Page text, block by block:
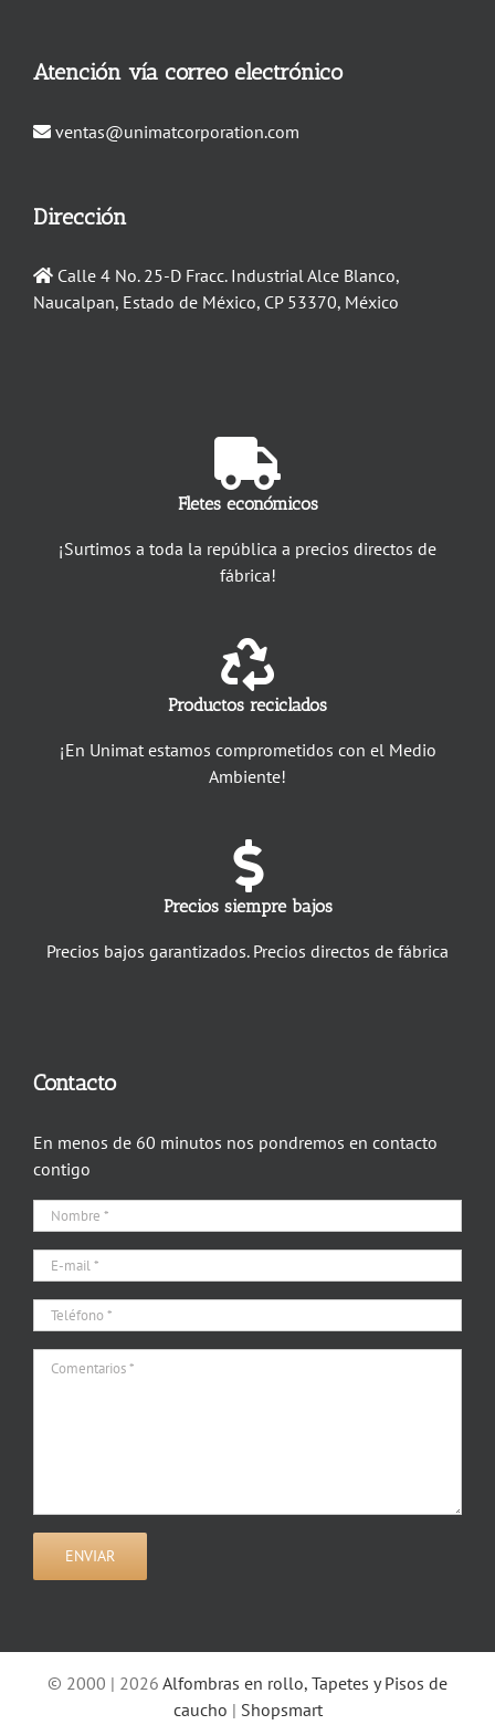
Atención vía correo electrónico
ventas@unimatcorporation.com
Dirección
Calle 4 No. 25-D Fracc. Industrial Alce Blanco,
Naucalpan, Estado de México, CP 53370, México
Fletes económicos
¡Surtimos a toda la república a precios directos de
fábrica!
Productos reciclados
¡En Unimat estamos comprometidos con el Medio
Ambiente!
Precios siempre bajos
Precios bajos garantizados. Precios directos de fábrica
Contacto
En menos de 60 minutos nos pondremos en contacto
contigo
© 2000 | 2026 Alfombras en rollo, Tapetes y Pisos de
caucho | Shopsmart